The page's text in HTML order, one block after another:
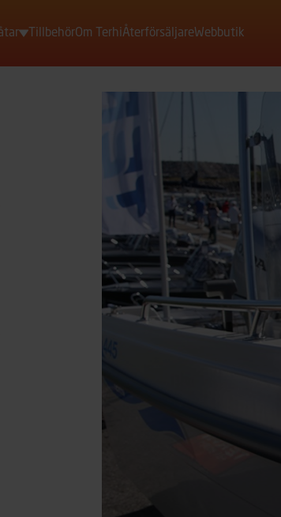
TillbehörOm TerhiÅterförsäljareWebbutik